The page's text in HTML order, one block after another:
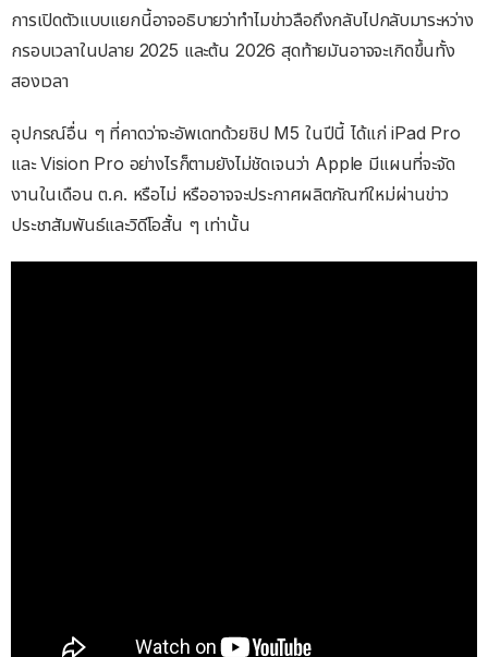
การเปิดตัวแบบแยกนี้อาจอธิบายว่าทำไมข่าวลือถึงกลับไปกลับมาระหว่าง
กรอบเวลาในปลาย 2025 และต้น 2026 สุดท้ายมันอาจจะเกิดขึ้นทั้ง
สองเวลา
อุปกรณ์อื่น ๆ ที่คาดว่าจะอัพเดทด้วยชิป M5 ในปีนี้ ได้แก่ iPad Pro
และ Vision Pro อย่างไรก็ตามยังไม่ชัดเจนว่า Apple มีแผนที่จะจัด
งานในเดือน ต.ค. หรือไม่ หรืออาจจะประกาศผลิตภัณฑ์ใหม่ผ่านข่าว
ประชาสัมพันธ์และวิดีโอสั้น ๆ เท่านั้น